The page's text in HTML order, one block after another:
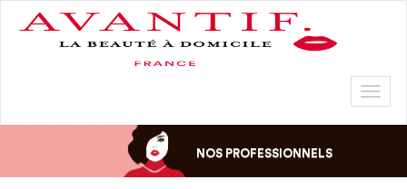
NOS PROFESSIONNELS